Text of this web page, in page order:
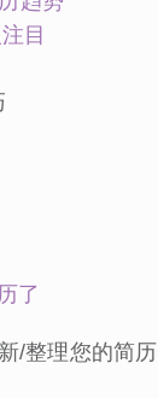
目
了
/整理您的简历